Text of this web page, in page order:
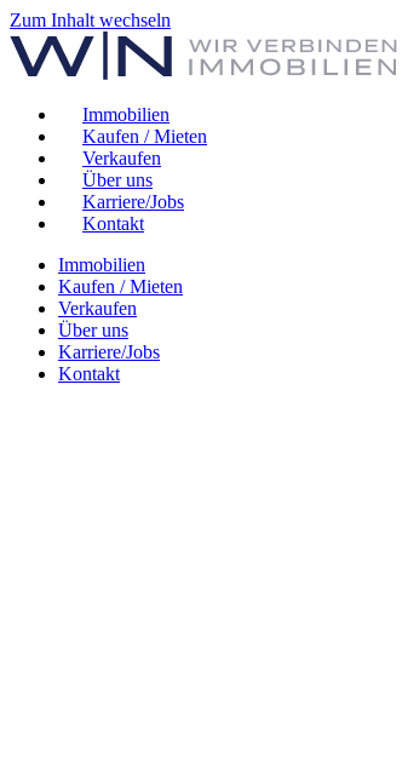
Zum Inhalt wechseln
Immobilien
Kaufen / Mieten
Verkaufen
Über uns
Karriere/Jobs
Kontakt
Immobilien
Kaufen / Mieten
Verkaufen
Über uns
Karriere/Jobs
Kontakt